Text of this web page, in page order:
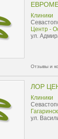
Клиники
Центр -
ул.
Отзывы и
ЛОР
Клиники
ул.